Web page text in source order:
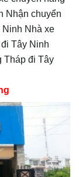
Nhận chuyển
Nhà xe
Tây Ninh
Tháp đi Tây